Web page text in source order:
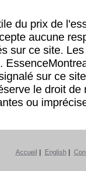
du prix de
aucune
sur ce site.
sur ce
le droit de
ou
Accueil English|